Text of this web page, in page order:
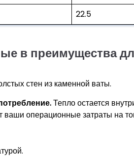
22.5
в преимущества
стен из каменной ваты.
Тепло остается
операционные затраты на